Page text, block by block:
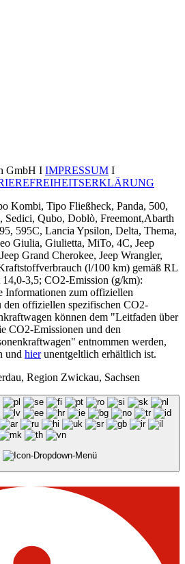
GmbH I IMPRESSUM I
Kombi, Tipo Fließheck, Panda, 500,
Sedici, Qubo, Doblò, Freemont,Abarth
595C, Lancia Ypsilon, Delta, Thema,
Giulia, Giulietta, MiTo, 4C, Jeep
Grand Cherokee, Jeep Wrangler,
(l/100 km) gemäß RL
3,5; CO2-Emission (g/km):
Informationen zum offiziellen
offiziellen spezifischen CO2-
können dem "Leitfaden über
CO2-Emissionen und den
entnommen werden,
und hierunentgeltlich erhältlich ist.
Region Zwickau, Sachsen